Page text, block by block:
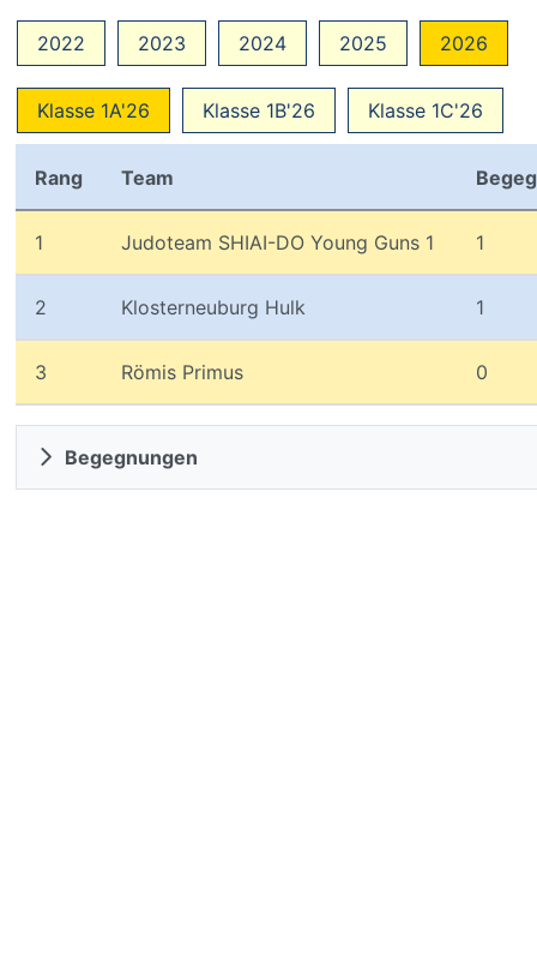
2022 2023 2024 2025 2026
Klasse 1A'26 Klasse 1B'26 Klasse 1C'26
Rang Team
1 Judoteam SHIAI-DO Young Guns 1 1
2 Klosterneuburg Hulk 1
3 Römis Primus 0
Begegnungen